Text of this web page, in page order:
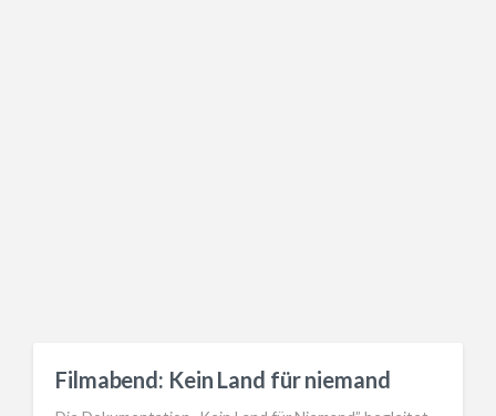
Filmabend: Kein Land für niemand